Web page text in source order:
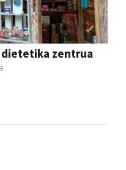
Next